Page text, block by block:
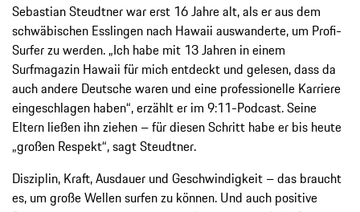
Sebastian Steudtner war erst 16 Jahre alt, als er aus dem
schwäbischen Esslingen nach Hawaii auswanderte, um Profi-
Surfer zu werden. „Ich habe mit 13 Jahren in einem
Surfmagazin Hawaii für mich entdeckt und gelesen, dass da
auch andere Deutsche waren und eine professionelle Karriere
eingeschlagen haben“, erzählt er im 9:11-Podcast. Seine
Eltern ließen ihn ziehen – für diesen Schritt habe er bis heute
„großen Respekt“, sagt Steudtner.
Disziplin, Kraft, Ausdauer und Geschwindigkeit – das braucht
es, um große Wellen surfen zu können. Und auch positive